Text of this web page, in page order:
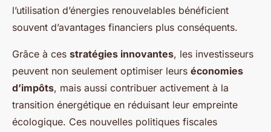
l’utilisation d’énergies renouvelables bénéficient
souvent d’avantages financiers plus conséquents.
Grâce à ces stratégies innovantes, les investisseurs
peuvent non seulement optimiser leurs économies
d’impôts, mais aussi contribuer activement à la
transition énergétique en réduisant leur empreinte
écologique. Ces nouvelles politiques fiscales